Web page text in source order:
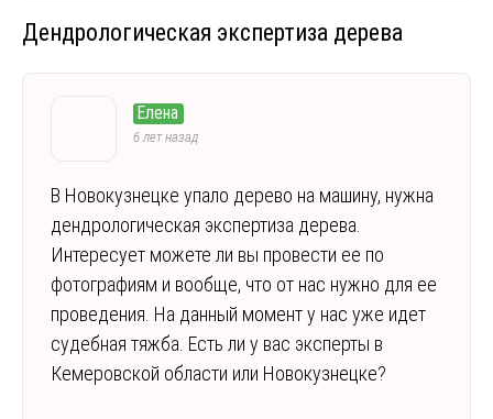
Дендрологическая экспертиза дерева
Елена
6 лет назад
В Новокузнецке упало дерево на машину, нужна
дендрологическая экспертиза дерева.
Интересует можете ли вы провести ее по
фотографиям и вообще, что от нас нужно для ее
проведения. На данный момент у нас уже идет
судебная тяжба. Есть ли у вас эксперты в
Кемеровской области или Новокузнецке?